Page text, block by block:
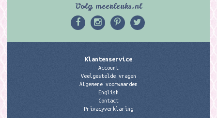
Volg meerleuks.nl
Klantenservice
Account
Veelgestelde vragen
Algemene voorwaarden
English
Contact
Privacyverklaring